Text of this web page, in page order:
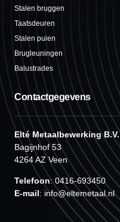
Stalen bruggen
Taatsdeuren
Stalen puien
Brugleuningen
Balustrades
Contactgegevens
Elté Metaalbewerking B.V.
Bagijnhof 53
4264 AZ Veen
Telefoon: 0416-693450
E-mail: info@eltemetaal.nl